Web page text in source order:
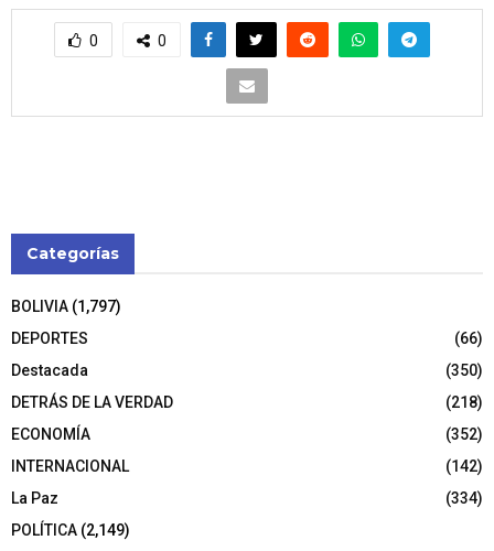
0 0
Categorías
BOLIVIA (1,797)
DEPORTES
(66)
Destacada
(350)
DETRÁS DE LA VERDAD
(218)
ECONOMÍA
(352)
INTERNACIONAL
(142)
La Paz
(334)
POLÍTICA (2,149)